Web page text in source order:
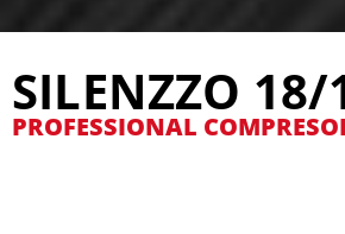
SILENZZO 18/
PROFESSIONAL